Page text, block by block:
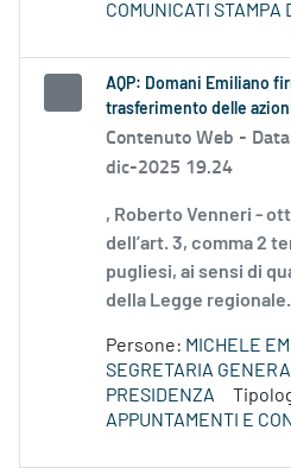
COMUNICATI STAMPA
AQP: Domani Emiliano
trasferimento delle
Contenuto Web -
dic-2025 19.24
, Roberto Venneri -
dell’art. 3, comma 2
pugliesi, ai sensi di
della Legge
Persone: MICHELE
SEGRETARIA
PRESIDENZA
APPUNTAMENTI E